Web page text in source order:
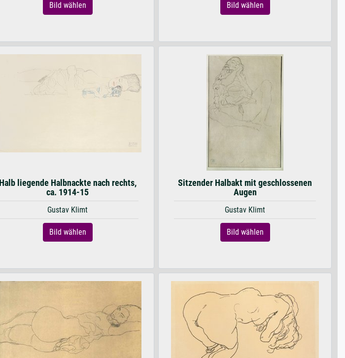
Bild wählen Bild wählen
Halb liegende Halbnackte nach rechts,
ca. 1914-15
Gustav Klimt
Bild wählen
Sitzender Halbakt mit geschlossenen
Augen
Gustav Klimt
Bild wählen